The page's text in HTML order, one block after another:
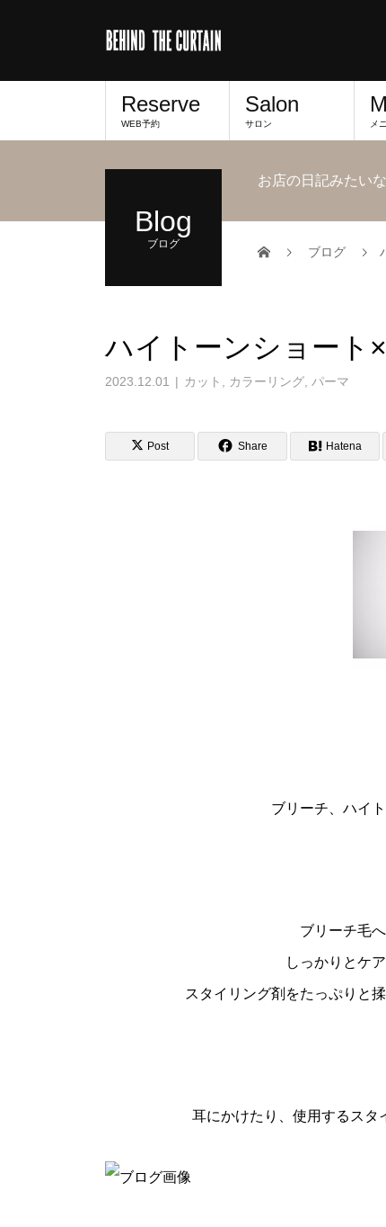
Reserve
WEB予約
Salon
サロン メ
Blog
ブログ
お店の日記みたい
ブログ
ハイトーンショート
2023.12.01 カット , カラーリング, パーマ
Post Share Hatena
ブリーチ、ハイ
ブリーチ毛
しっかりとケ
スタイリング剤をたっぷりと
耳にかけたり、使用するスタ